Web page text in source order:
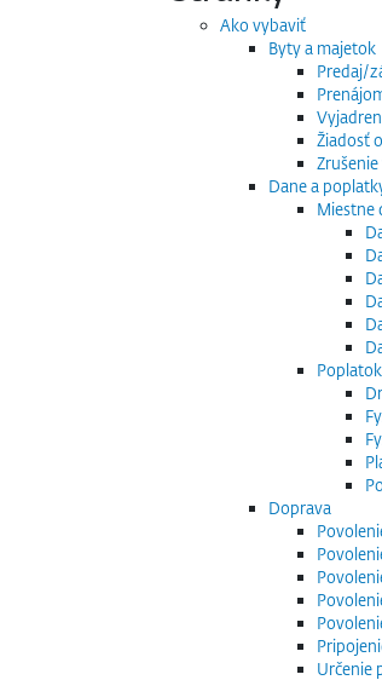
Ako vybaviť
Byty a majetok
Predaj/
Žiadosť
Dane a
Miestne
Doprava
Určenie